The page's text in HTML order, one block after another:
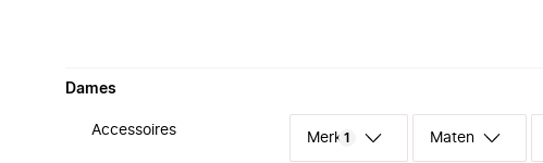
Dames
Accessoires Merk 1 Maten